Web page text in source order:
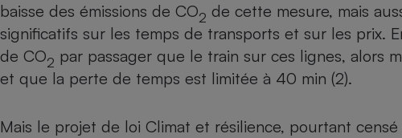
baisse des émissions de CO2 de cette mesure, mais
significatifs sur les temps de transports et sur les prix.
de CO2 par passager que le train sur ces lignes, alors
et que la perte de temps est limitée à 40 min (2).
Mais le projet de loi Climat et résilience, pourtant
Champagne -
bouteille de
Banque en
Téléviseur
Matelas